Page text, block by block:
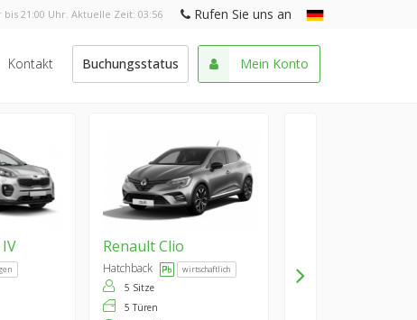
21:00 Uhr. Aktuelle Zeit: 03:56 Rufen Sie uns an
Kontakt Buchungsstatus Mein Konto
RenaultClio
Hatchback wirtschaftlich
5 Sitze
5 Türen